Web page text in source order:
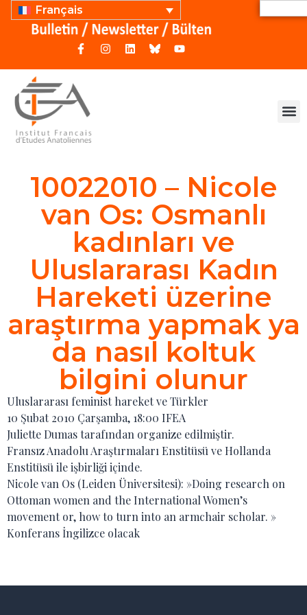
Français
10022010 – Nicole
van Os: Osmanlı
kadınları ve
Uluslararası Kadın
Hareketi üzerine
araştırma yapmak ya
da nasıl koltuk
bilgini olunur
Uluslararası feminist hareket ve Türkler
10 Şubat 2010 Çarşamba, 18:00 IFEA
Juliette Dumas tarafından organize edilmiştir.
Fransız Anadolu Araştırmaları Enstitüsü ve Hollanda
Enstitüsü ile işbirliği içinde.
Nicole van Os (Leiden Üniversitesi): »Doing research on
Ottoman women and the International Women’s
movement or, how to turn into an armchair scholar. »
Konferans İngilizce olacak